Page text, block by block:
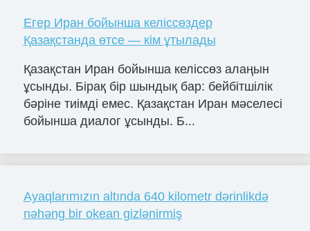
Егер Иран бойынша келіссөздер
Қазақстанда өтсе — кім ұтылады
Қазақстан Иран бойынша келіссөз алаңын
ұсынды. Бірақ бір шындық бар: бейбітшілік
бәріне тиімді емес. Қазақстан Иран мәселесі
бойынша диалог ұсынды. Б...
Ayaqlarımızın altında 640 kilometr dərinlikdə
nəhəng bir okean gizlənirmiş